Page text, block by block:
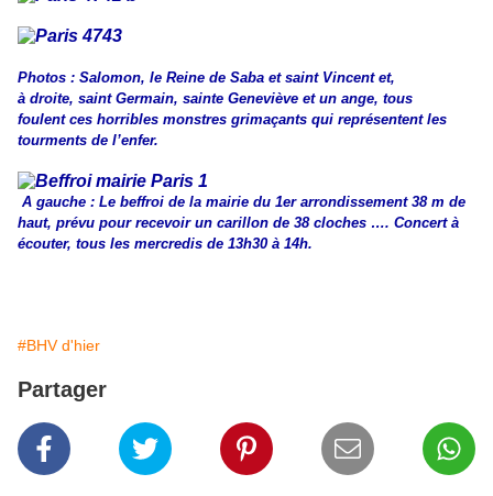
Photos : Salomon, le Reine de Saba et saint Vincent et,
à droite, saint Germain, sainte Geneviève et un ange, tous
foulent ces horribles monstres grimaçants qui représentent les
tourments de l’enfer.
A gauche : Le beffroi de la mairie du 1er arrondissement 38 m de
haut, prévu pour recevoir un carillon de 38 cloches …. Concert à
écouter, tous les mercredis de 13h30 à 14h.
#BHV d'hier
Partager